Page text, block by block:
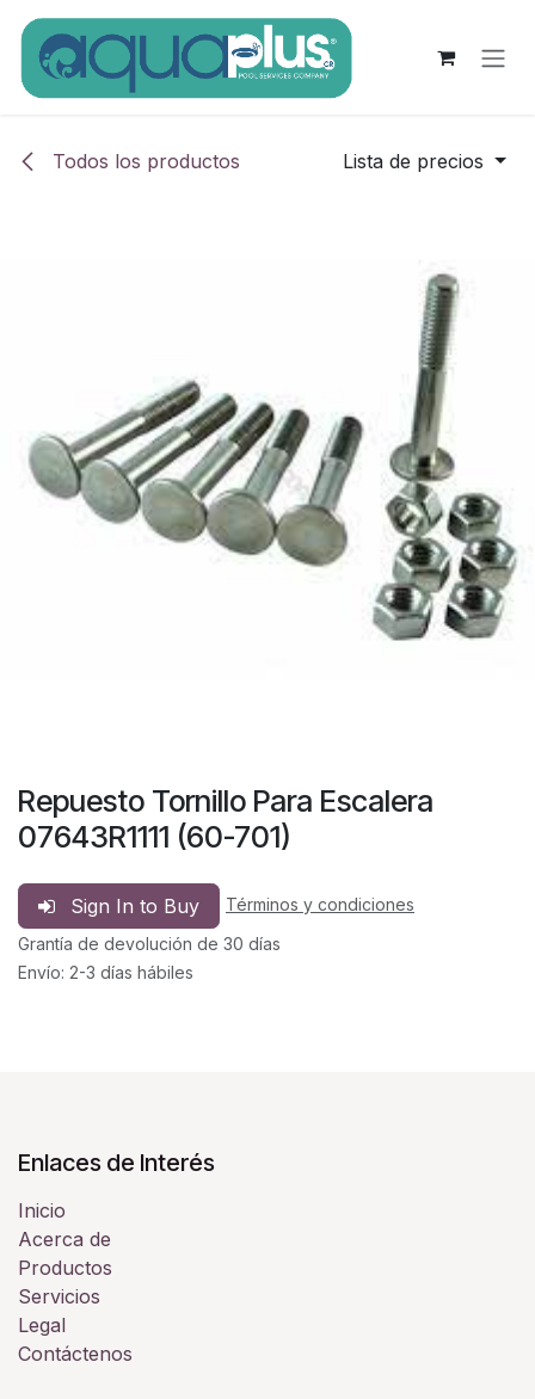
Ir al contenido
Todos los productos Lista de precios
Repuesto Tornillo Para Escalera
07643R1111 (60-701)
Sign In to Buy
Términos y condiciones
Grantía de devolución de 30 días
Envío: 2-3 días hábiles
Enlaces de Interés
Inicio
Acerca de
Productos
Servicios
Legal
Contáctenos